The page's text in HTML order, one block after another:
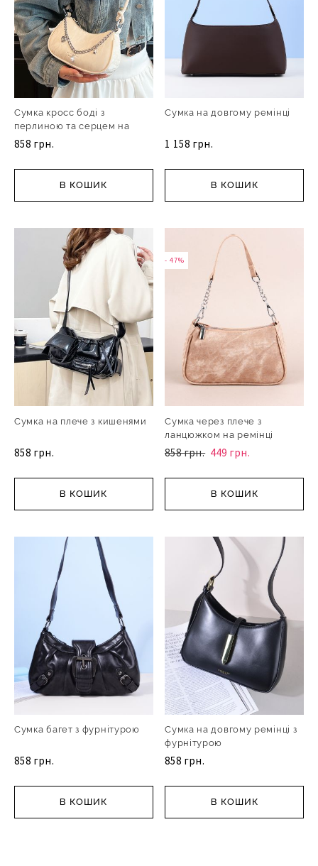
Сумка кросс боді з
перлиною та серцем на
ланц
858 грн.
В КОШИК
Сумка на довгому ремінці
1 158 грн.
В КОШИК
Сумка на плече з кишенями
858 грн.
В КОШИК
- 47%
- 47%
Сумка через плече з
ланцюжком на ремінці
858 грн. 449 грн.
В КОШИК
Сумка багет з фурнітурою
858 грн.
В КОШИК
Сумка на довгому ремінці з
фурнітурою
858 грн.
В КОШИК